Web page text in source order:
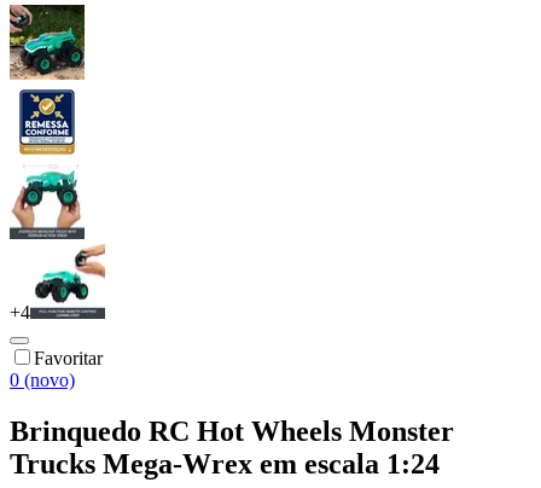
+4
Favoritar
0 (novo)
Brinquedo RC Hot Wheels Monster
Trucks Mega-Wrex em escala 1:24